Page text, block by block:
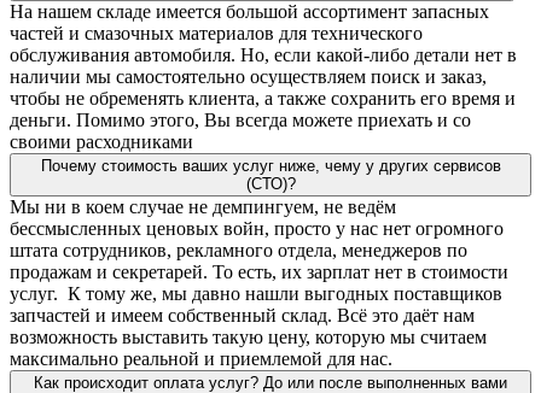
На нашем складе имеется большой ассортимент запасных
частей и смазочных материалов для технического
обслуживания автомобиля. Но, если какой-либо детали нет в
наличии мы самостоятельно осуществляем поиск и заказ,
чтобы не обременять клиента, а также сохранить его время и
деньги. Помимо этого, Вы всегда можете приехать и со
своими расходниками
Почему стоимость ваших услуг ниже, чему у других сервисов
(СТО)?
Мы ни в коем случае не демпингуем, не ведём
бессмысленных ценовых войн, просто у нас нет огромного
штата сотрудников, рекламного отдела, менеджеров по
продажам и секретарей. То есть, их зарплат нет в стоимости
услуг. К тому же, мы давно нашли выгодных поставщиков
запчастей и имеем собственный склад. Всё это даёт нам
возможность выставить такую цену, которую мы считаем
максимально реальной и приемлемой для нас.
Как происходит оплата услуг? До или после выполненных вами